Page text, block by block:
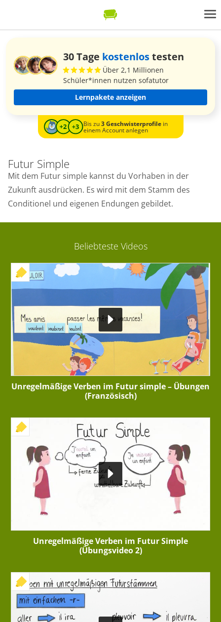
30 Tage kostenlostesten
Über 2,1 Millionen
Schüler*innen nutzen sofatutor
Lernpakete anzeigen
Bis zu3 Geschwisterprofilein
einem Account anlegen
Futur Simple
Mit dem Futur simple kannst du Vorhaben in der
Zukunft ausdrücken. Es wird mit dem Stamm des
Conditionel und eigenen Endungen gebildet.
Beliebteste Videos
+ INTERAKTIVE ÜBUNG
Unregelmäßige Verben im Futur simple – Übungen
(Französisch)
+ INTERAKTIVE ÜBUNG
Unregelmäßige Verben im Futur Simple
(Übungsvideo 2)
+ INTERAKTIVE ÜBUNG